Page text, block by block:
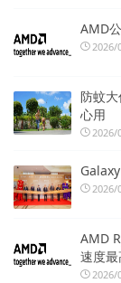
AMD
2026/
防蚊
心用
2026/
2026/
AMD
速度
2026/